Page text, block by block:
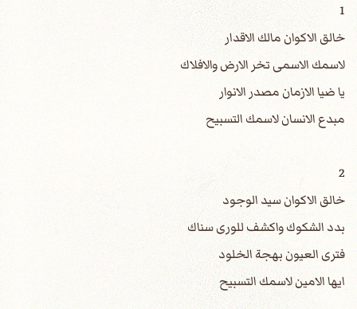
1
خالق الاكوان مالك الاقدار
لاسمك الاسمى تخر الارض والافلاك
يا ضيا الازمان مصدر الانوار
مبدع الانسان لاسمك التسبيح
2
خالق الاكوان سيد الوجود
بدد الشكوك واكشف للورى سناك
فترى العيون بهجة الخلود
ايها الامين لاسمك التسبيح